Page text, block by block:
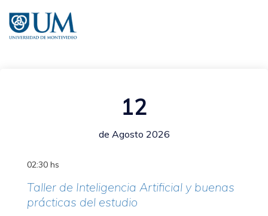
contenido
principal
12
de Agosto 2026
02:30 hs
Taller de Inteligencia Artificial y buenas
prácticas del estudio